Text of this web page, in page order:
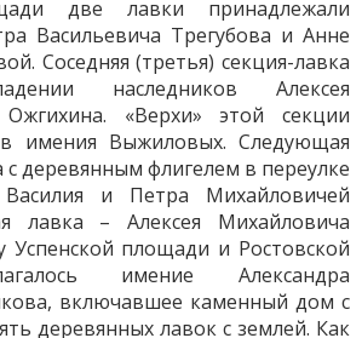
две лавки принадлежали
Васильевича Трегубова и Анне
Соседняя (третья) секция-лавка
наследников Алексея
Ожгихина. «Верхи» этой секции
имения Выжиловых. Следующая
с деревянным флигелем в переулке
и Петра Михайловичей
лавка – Алексея Михайловича
Успенской площади и Ростовской
имение Александра
включавшее каменный дом с
деревянных лавок с землей. Как